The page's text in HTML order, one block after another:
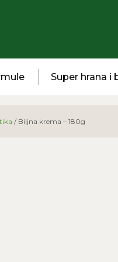
Super hrana i
/ Biljna krema – 180g